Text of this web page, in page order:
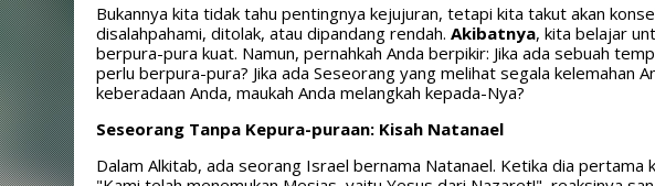
Bukannya kita tidak tahu pentingnya kejujuran, tetapi kita takut akan
disalahpahami, ditolak, atau dipandang rendah. Akibatnya, kita belajar
berpura-pura kuat. Namun, pernahkah Anda berpikir: Jika ada sebuah
perlu berpura-pura? Jika ada Seseorang yang melihat segala kelemahan
keberadaan Anda, maukah Anda melangkah kepada-Nya?
Seseorang Tanpa Kepura-puraan: Kisah Natanael
Dalam Alkitab, ada seorang Israel bernama Natanael. Ketika dia pertama